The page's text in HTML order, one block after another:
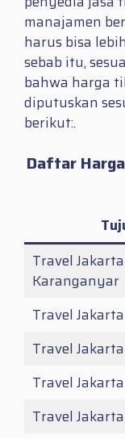
manajamen
harus bisa
sebab itu,
bahwa harga
diputuskan
berikut:.
Daftar
Travel
Karanganyar
Travel
Travel
Travel
Travel